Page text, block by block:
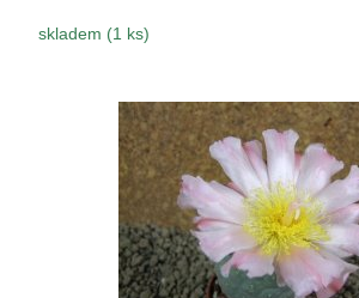
skladem (1 ks)